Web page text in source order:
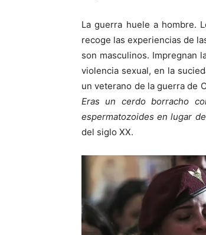
La guerra huele a hombre.
recoge las experiencias de
son masculinos. Impregnan
violencia sexual, en la
un veterano de la guerra de
Eras un cerdo borracho
espermatozoides en lugar
del siglo XX.